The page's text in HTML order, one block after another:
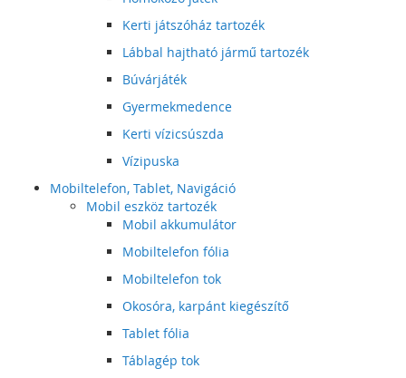
Kerti játszóház tartozék
Lábbal hajtható jármű tartozék
Búvárjáték
Gyermekmedence
Kerti vízicsúszda
Vízipuska
Mobiltelefon, Tablet, Navigáció
Mobil eszköz tartozék
Mobil akkumulátor
Mobiltelefon fólia
Mobiltelefon tok
Okosóra, karpánt kiegészítő
Tablet fólia
Táblagép tok